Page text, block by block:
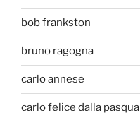
bob frankston
bruno ragogna
carlo annese
carlo felice dalla pasqua